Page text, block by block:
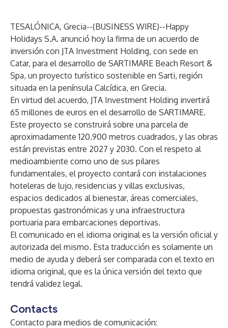
TESALÓNICA, Grecia--(BUSINESS WIRE)--Happy
Holidays S.A. anunció hoy la firma de un acuerdo de
inversión con JTA Investment Holding, con sede en
Catar, para el desarrollo de SARTIMARE Beach Resort &
Spa, un proyecto turístico sostenible en Sarti, región
situada en la península Calcídica, en Grecia.
En virtud del acuerdo, JTA Investment Holding invertirá
65 millones de euros en el desarrollo de SARTIMARE.
Este proyecto se construirá sobre una parcela de
aproximadamente 120.900 metros cuadrados, y las obras
están previstas entre 2027 y 2030. Con el respeto al
medioambiente como uno de sus pilares
fundamentales, el proyecto contará con instalaciones
hoteleras de lujo, residencias y villas exclusivas,
espacios dedicados al bienestar, áreas comerciales,
propuestas gastronómicas y una infraestructura
portuaria para embarcaciones deportivas.
El comunicado en el idioma original es la versión oficial y
autorizada del mismo. Esta traducción es solamente un
medio de ayuda y deberá ser comparada con el texto en
idioma original, que es la única versión del texto que
tendrá validez legal.
Contacts
Contacto para medios de comunicación: